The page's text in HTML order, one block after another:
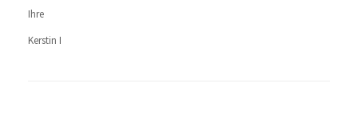
Ihre
Kerstin I